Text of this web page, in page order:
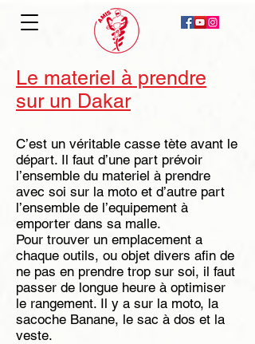
Le materiel à prendre
sur un Dakar
C’est un véritable casse tète avant le
départ. Il faut d’une part prévoir
l’ensemble du materiel à prendre
avec soi sur la moto et d’autre part
l’ensemble de l’equipement à
emporter dans sa malle.
Pour trouver un emplacement a
chaque outils, ou objet divers afin de
ne pas en prendre trop sur soi, il faut
passer de longue heure à optimiser
le rangement. Il y a sur la moto, la
sacoche Banane, le sac à dos et la
veste.